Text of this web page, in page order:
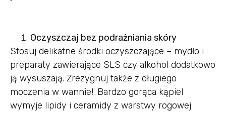
Oczyszczaj bez podrażniania skóry
Stosuj delikatne środki oczyszczające – mydło i
preparaty zawierające SLS czy alkohol dodatkowo
ją wysuszają. Zrezygnuj także z długiego
moczenia w wannie!. Bardzo gorąca kąpiel
wymyje lipidy i ceramidy z warstwy rogowej